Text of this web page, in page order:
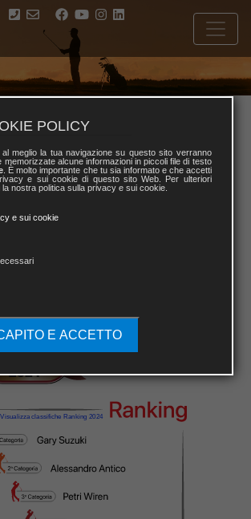
2025
2024 2023
2022
2021
2020 2019
Visualizza classifiche Ranking 2024
POLICY
meglio la tua navigazione su questo sito verranno
memorizzate alcune informazioni in piccoli file di testo
. È molto importante che tu sia informato e che accetti
e sui cookie di questo sito Web. Per ulteriori
la nostra politica sulla privacy e sui cookie.
e sui cookie
E ACCETTO